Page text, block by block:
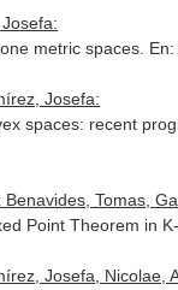
metric spaces.
Josefa:
spaces: recent
Tomas,
Point Theorem in
Josefa, Nicolae,